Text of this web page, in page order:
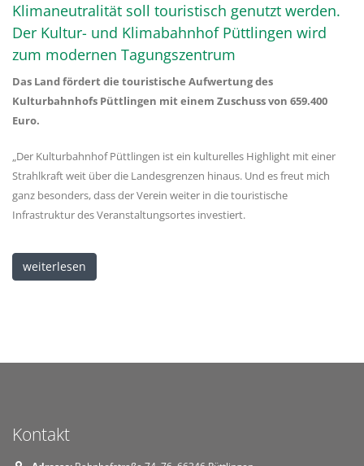
Klimaneutralität soll touristisch genutzt werden.
Der Kultur- und Klimabahnhof Püttlingen wird
zum modernen Tagungszentrum
Das Land fördert die touristische Aufwertung des
Kulturbahnhofs Püttlingen mit einem Zuschuss von 659.400
Euro.
„Der Kulturbahnhof Püttlingen ist ein kulturelles Highlight mit einer
Strahlkraft weit über die Landesgrenzen hinaus. Und es freut mich
ganz besonders, dass der Verein weiter in die touristische
Infrastruktur des Veranstaltungsortes investiert.
weiterlesen
Kontakt